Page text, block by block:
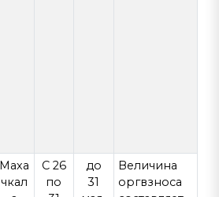
Маха
чкал
С 26
по
до
31
Величина
оргвзноса